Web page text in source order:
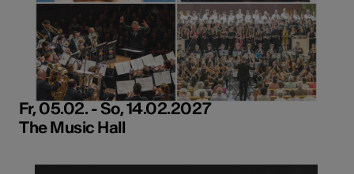
Fr, 05.02. - So, 14.02.2027
The Music Hall